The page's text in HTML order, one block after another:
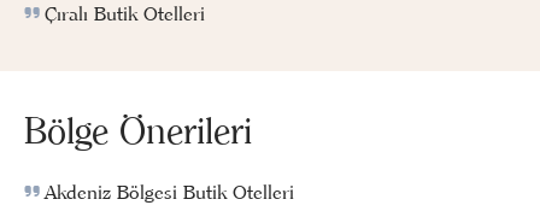
Çıralı Butik Otelleri
Bölge Önerileri
Akdeniz Bölgesi Butik Otelleri